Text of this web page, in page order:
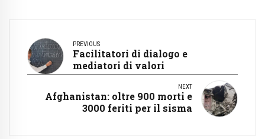
PREVIOUS
Facilitatori di dialogo e
mediatori di valori
NEXT
Afghanistan: oltre 900 morti e
3000 feriti per il sisma